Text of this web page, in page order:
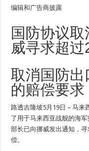
编辑和广告商披露
国防协议
威寻求超
取消国防出
的赔偿要求
路透吉隆坡5月19日 – 马来
了用于马来西亚战舰的海
部长已向挪威发出通知，
偿。